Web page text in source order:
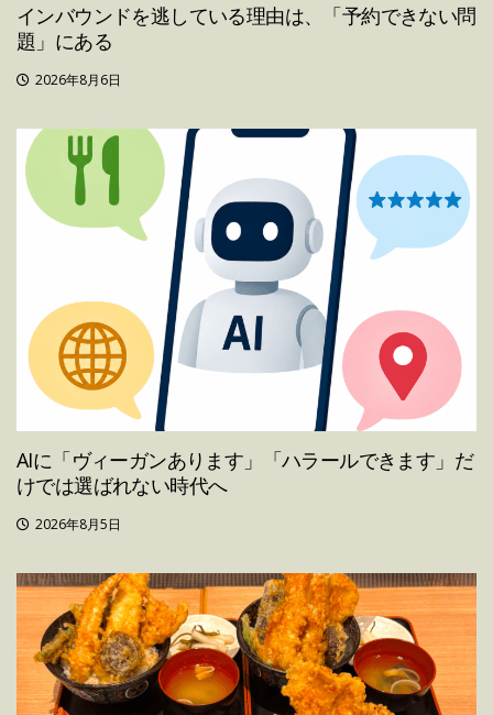
インバウンドを逃している理由は、「予約できない問
題」にある
2026年8月6日
AIに「ヴィーガンあります」「ハラールできます」だ
けでは選ばれない時代へ
2026年8月5日